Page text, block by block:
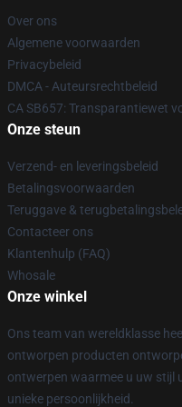
Over ons
Algemene voorwaarden
Privacybeleid
DMCA - Auteursrechtbeleid
CA SB657: Transparantiewet
Onze steun
Verzend- en leveringsbeleid
Betalingsvoorwaarden
Teruggave &
Contacteer ons
Klantenhulp (FAQ)
Whosale
Onze winkel
Ons team van wereldklasse
ontworpen producten
ontwerpen waarmee u uw stijl
unieke persoonlijkheid.